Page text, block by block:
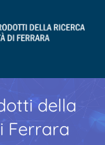
della
Ferrara